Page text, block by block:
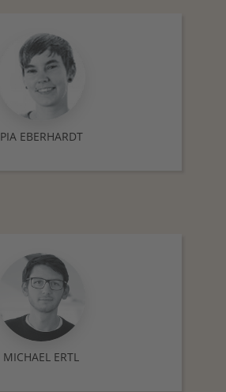
PIA EBERHARDT
MICHAEL ERTL